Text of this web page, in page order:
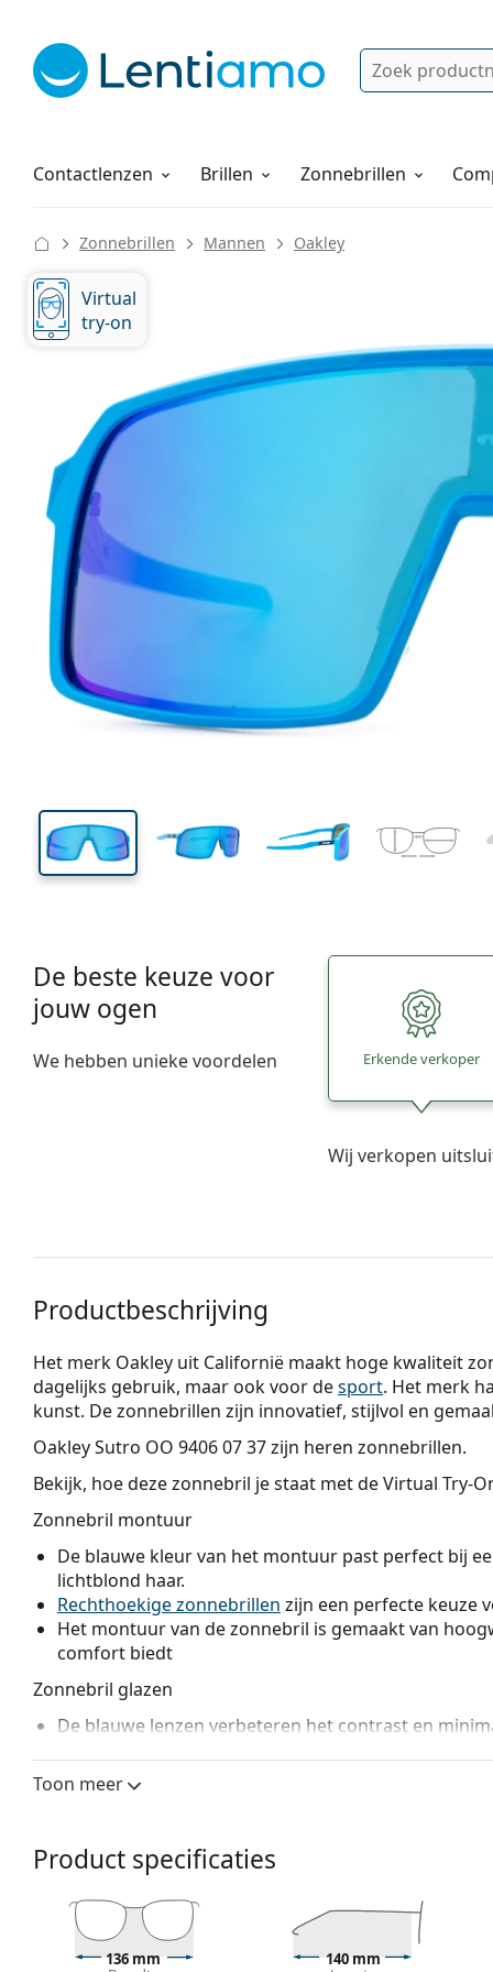
Zoek
Contactlenzen
Lenzenvloeistoffen Brillen Zonnebrillen
Hoe bestellen
Zonnebrillen Mannen Oakley
Glasbreedte
Virtual
try-on
De beste keuze voor
jouw ogen
We hebben unieke voordelen Erkende verkoper
Wij verkopen
Productbeschrijving
Het merk Oakley uit Californië maakt hoge kwaliteit
dagelijks gebruik, maar ook voor desport. Het merk
kunst. De zonnebrillen zijn innovatief, stijlvol en
Oakley Sutro OO 9406 07 37zijn heren zonnebrillen.
Bekijk, hoe deze zonnebril je staat met de Virtual Try-
Zonnebril montuur
De blauwe kleur van het montuur past perfect bij
lichtblond haar.
Rechthoekige zonnebrillen zijn een perfecte keuze
Het montuur van de zonnebril is gemaakt van
comfort biedt
Zonnebril glazen
De blauwe lenzen verbeteren het contrast en
De brillenglazen zijn gemaakt van kunststof, met
De innovatieve HDO
(High Definition Optics)
gevoeligheid en gezichtsscherpte. HDO elimineert
precies ziet zoals ze verschijnen en waar ze
technologie behaalt uitstekende resultaten in tests
biedt een uniek visueel beeld en ook bescherming.
Toon meer
Product specificaties
136 mm 140 mm